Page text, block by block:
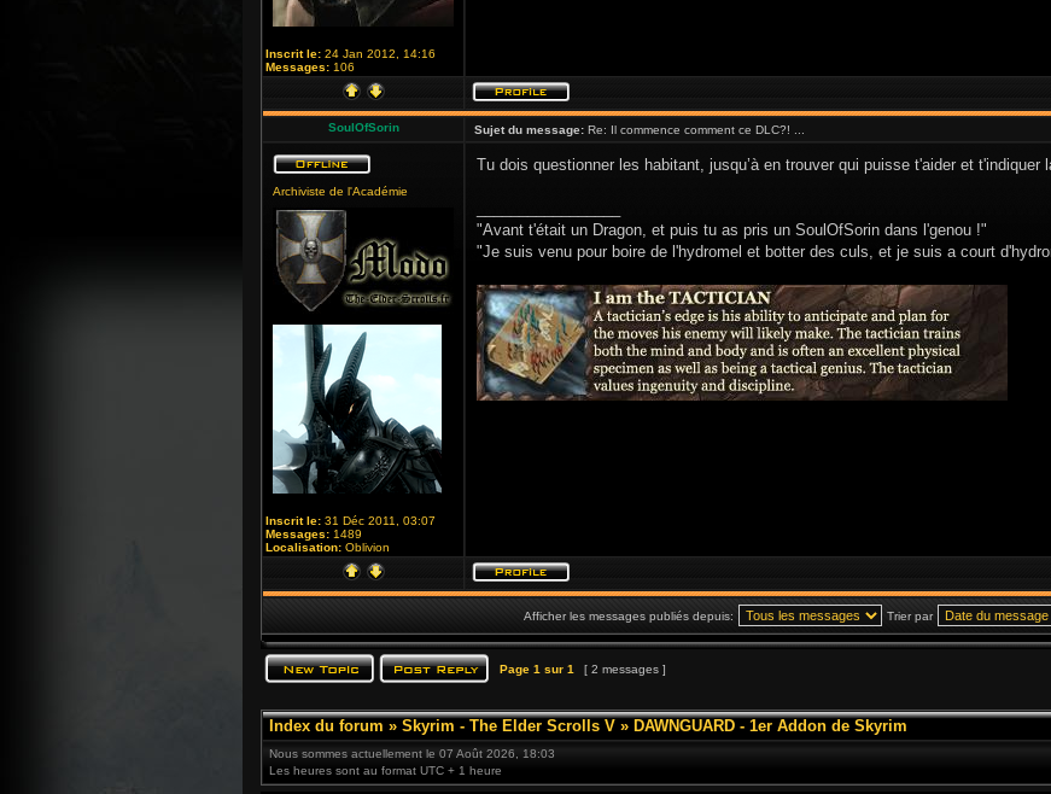
Inscrit le: 24 Jan 2012, 14:16
Messages: 106
SoulOfSorin Sujet du message: Re: Il commence comment ce DLC?! ...
Archiviste de l'Académie
Inscrit le: 31 Déc 2011, 03:07
Messages: 1489
Localisation: Oblivion
Tu dois questionner les habitant, jusqu’à en trouver qui puisse t'aider et t'indiquer
"Avant t'était un Dragon, et puis tu as pris un SoulOfSorin dans l'genou !"
"Je suis venu pour boire de l'hydromel et botter des culs, et je suis a court
Afficher les messages publiés depuis: Trier par
Page 1 sur 1 [ 2 messages ]
Index du forum » Skyrim - The Elder Scrolls V » DAWNGUARD - 1er Addon de Skyrim
Nous sommes actuellement le 07 Août 2026, 18:03
Les heures sont au format UTC + 1 heure